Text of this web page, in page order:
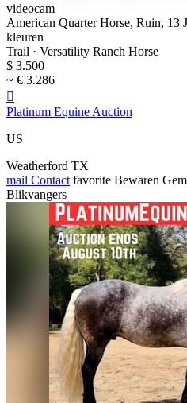
videocam
American Quarter Horse, Ruin, 13
kleuren
Trail · Versatility Ranch Horse
$ 3.500
~ € 3.286

Platinum Equine Auction
US
Weatherford TX
mail Contact favorite Bewaren
Blikvangers